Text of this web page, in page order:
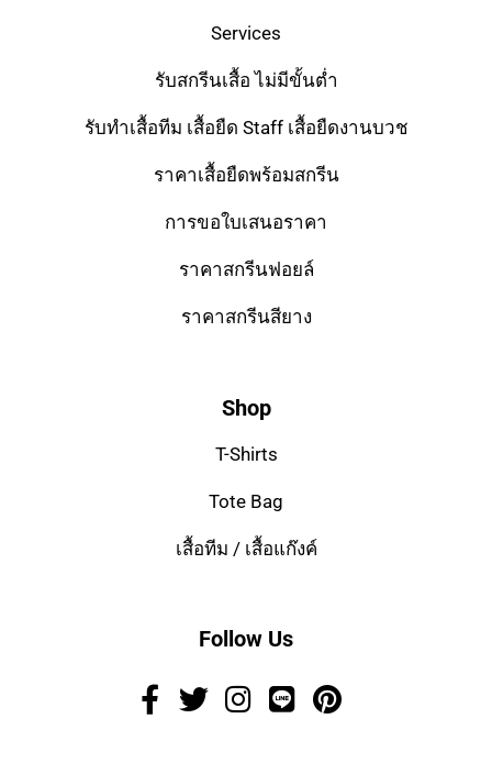
Services
รับสกรีนเสื้อ ไม่มีขั้นต่ำ
รับทำเสื้อทีม เสื้อยืด Staff เสื้อยืดงานบวช
ราคาเสื้อยืดพร้อมสกรีน
การขอใบเสนอราคา
ราคาสกรีนฟอยล์
ราคาสกรีนสียาง
Shop
T-Shirts
Tote Bag
เสื้อทีม / เสื้อแก๊งค์
Follow Us